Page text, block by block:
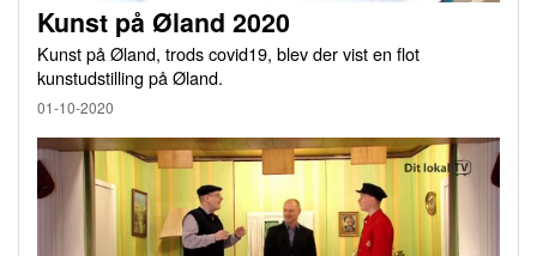
Kunst på Øland 2020
Kunst på Øland, trods covid19, blev der vist en flot
kunstudstilling på Øland.
01-10-2020